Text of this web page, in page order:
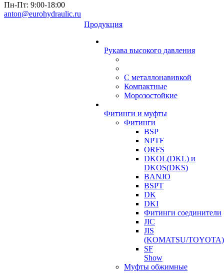
Пн-Пт: 9:00-18:00
anton@eurohydraulic.ru
Продукция
Рукава высокого давления
С металлонавивкой
Компактные
Морозостойкие
Фитинги и муфты
Фитинги
BSP
NPTF
ORFS
DKOL(DKL) и
DKOS(DKS)
BANJO
BSPT
DK
DKI
Фитинги соединители
JIC
JIS
(KOMATSU/TOYOTA)
SF
Show
Муфты обжимные